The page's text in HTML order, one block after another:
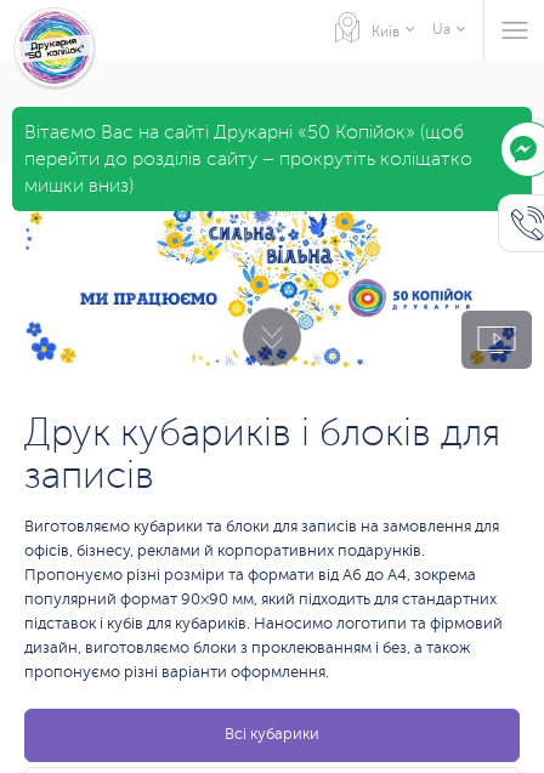
Київ Ua
Вітаємо Вас на сайті Друкарні «50 Копійок» (щоб
перейти до розділів сайту – прокрутіть коліщатко
мишки вниз)
Друк кубариків і блоків для
записів
Виготовляємо кубарики та блоки для записів на замовлення для
офісів, бізнесу, реклами й корпоративних подарунків.
Пропонуємо різні розміри та формати від А6 до А4, зокрема
популярний формат 90×90 мм, який підходить для стандартних
підставок і кубів для кубариків. Наносимо логотипи та фірмовий
дизайн, виготовляємо блоки з проклеюванням і без, а також
пропонуємо різні варіанти оформлення.
Всі кубарики